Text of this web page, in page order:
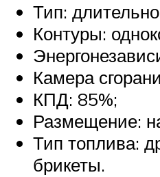
Тип:
Контуры:
Камера
КПД: 85%;
Размещение:
Тип топлива:
брикеты.